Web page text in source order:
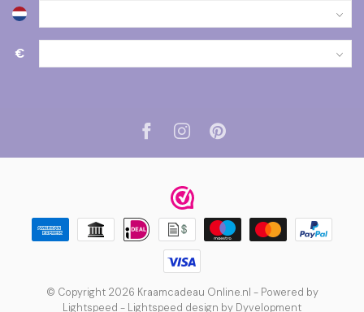
€
© Copyright 2026 Kraamcadeau Online.nl - Powered by
Lightspeed - Lightspeed design by Dyvelopment